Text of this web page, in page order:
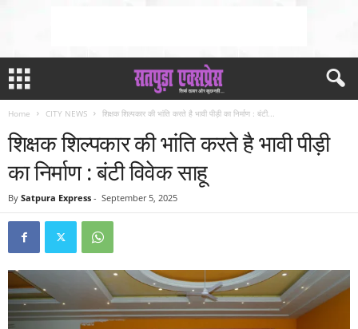
Home CITY NEWS शिक्षक शिल्पकार की भांति करते है भावी पीड़ी का निर्माण : बंटी...
शिक्षक शिल्पकार की भांति करते है भावी पीड़ी
का निर्माण : बंटी विवेक साहू
By Satpura Express - September 5, 2025